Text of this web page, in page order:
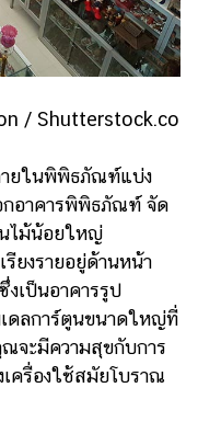
/ Shutterstock.co
ยในพิพิธภัณฑ์แบ่ง
อาคารพิพิธภัณฑ์ จัด
ไม้น้อยใหญ่
ยงรายอยู่ด้านหน้า
เป็นอาคารรูป
ดลการ์ตูนขนาดใหญ่ที่
จะมีความสุขกับการ
เครื่องใช้สมัยโบราณ